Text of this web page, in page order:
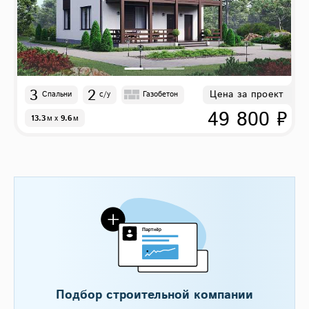
3 Спальни 2 с/у Газобетон
13.3м x 9.6м
Цена за проект
49 800 ₽
Подбор строительной компании